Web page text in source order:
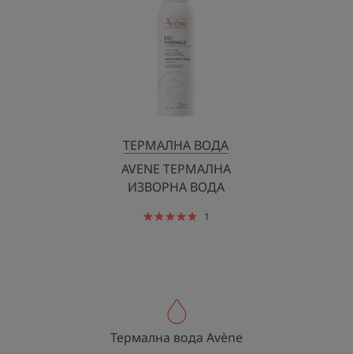
ИЗВОРНА
ВОДА
ТЕРМАЛНА ВОДА
AVENE ТЕРМАЛНА
ИЗВОРНА ВОДА
1
Термална вода Avène